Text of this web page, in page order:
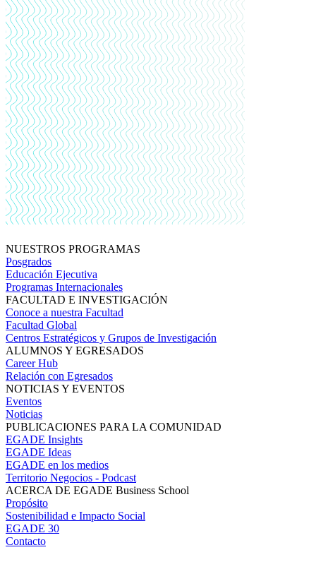
NUESTROS PROGRAMAS
Posgrados
Educación Ejecutiva
Programas Internacionales
FACULTAD E INVESTIGACIÓN
Conoce a nuestra Facultad
Facultad Global
Centros Estratégicos y Grupos de Investigación
ALUMNOS Y EGRESADOS
Career Hub
Relación con Egresados
NOTICIAS Y EVENTOS
Eventos
Noticias
PUBLICACIONES PARA LA COMUNIDAD
EGADE Insights
EGADE Ideas
EGADE en los medios
Territorio Negocios - Podcast
ACERCA DE EGADE Business School
Propósito
Sostenibilidad e Impacto Social
EGADE 30
Contacto